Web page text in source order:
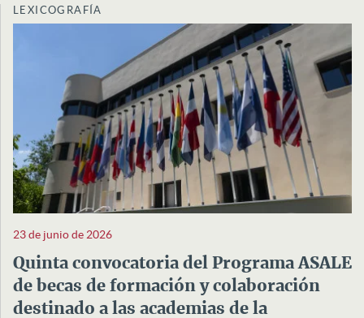
LEXICOGRAFÍA
23 de junio de 2026
Quinta convocatoria del Programa ASALE
de becas de formación y colaboración
destinado a las academias de la